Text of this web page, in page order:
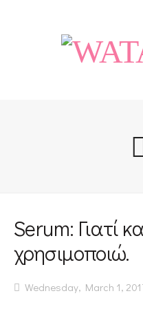
Serum: Γιατί
χρησιμοποιώ.
Wednesday, March 1,